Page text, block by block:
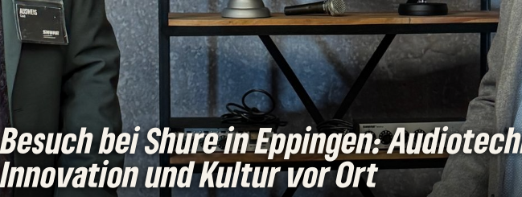
Besuch bei Shure in Eppingen:
Innovation und Kultur vor Ort